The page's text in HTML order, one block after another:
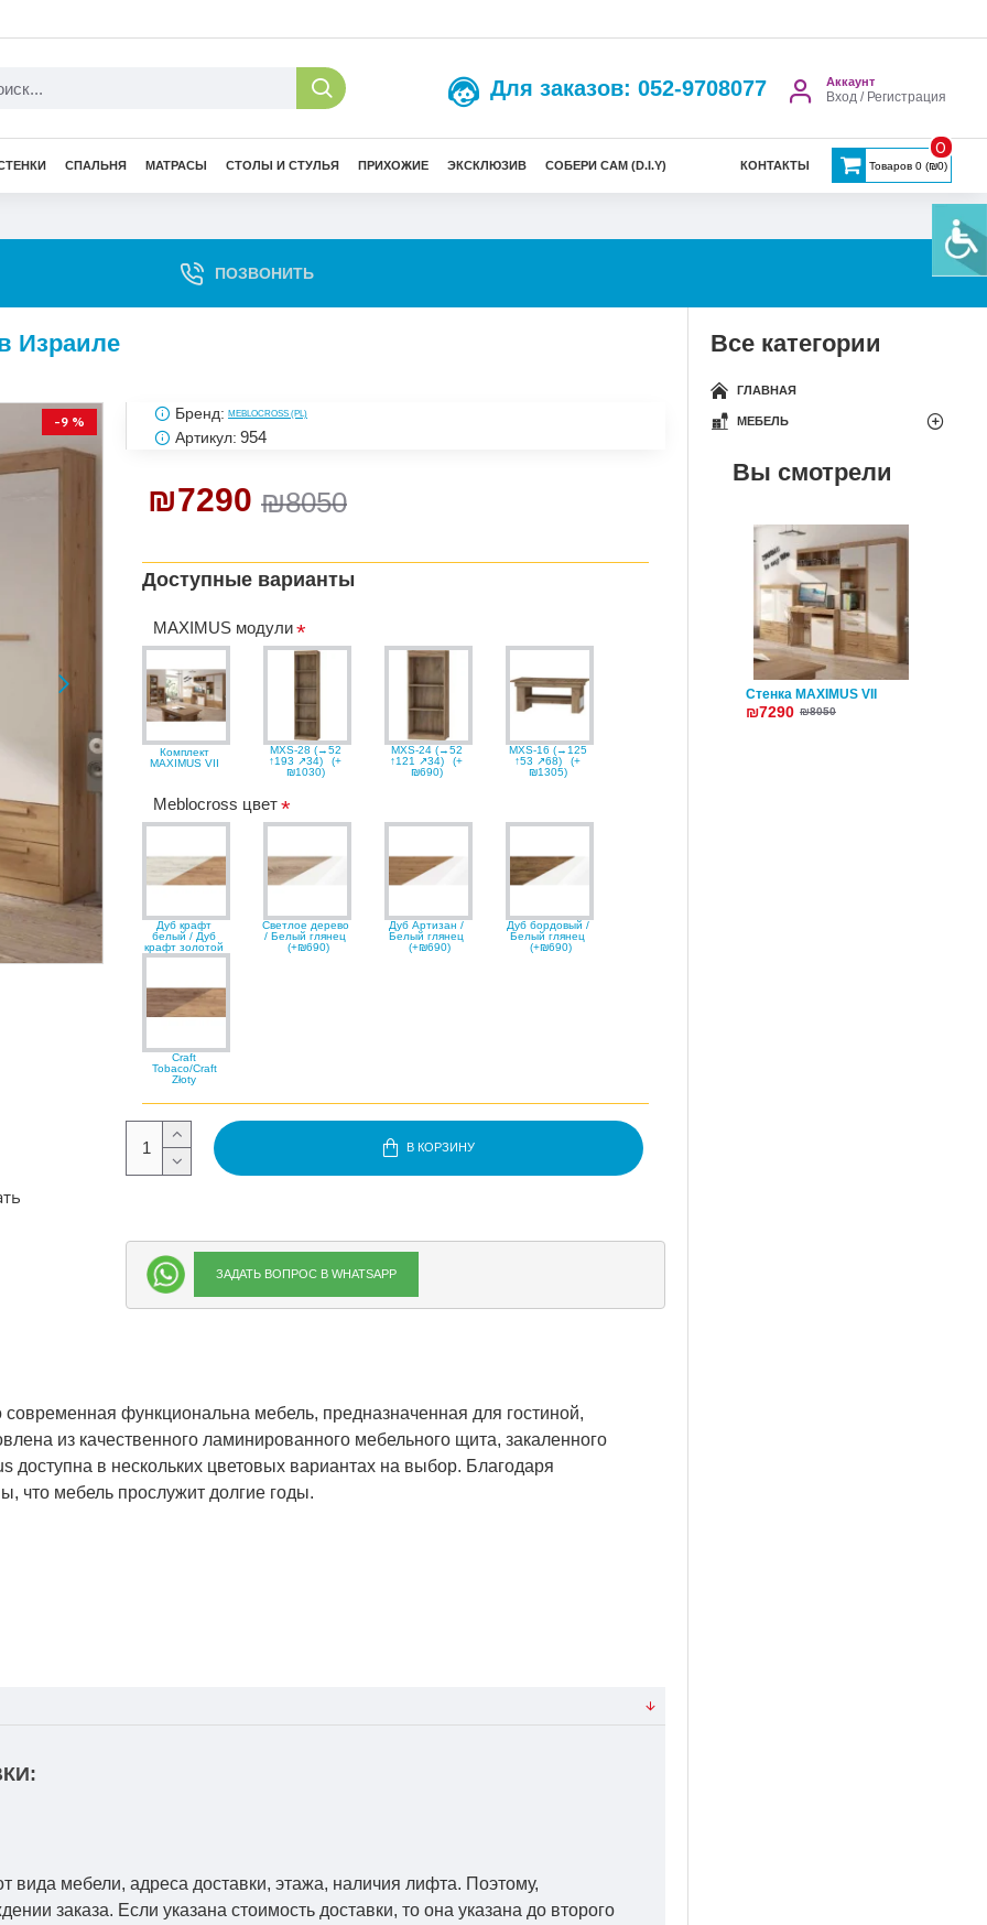
Для заказов: 052-9708077 Аккаунт
Вход / Регистрация
СПАЛЬНЯ МАТРАСЫ СТОЛЫ И СТУЛЬЯ ПРИХОЖИЕ ЭКСКЛЮЗИВ СОБЕРИ САМ (D.I.Y) КОНТАКТЫ Товаров 0 (₪0)
0
ПОЗВОНИТЬ
Израиле
-9 %
₪8050
₪7290
Бренд: MEBLOCROSS (PL)
Артикул: 954
Доступные варианты
MAXIMUS модули
Комплект
MAXIMUS VII
MXS-28 (→52
↑193 ↗34)
(+
₪1030)
MXS-24 (→52
↑121 ↗34)
(+
₪690)
MXS-16 (→125
↑53 ↗68)
(+
₪1305)
Meblocross цвет
Дуб крафт
белый / Дуб
крафт золотой
Светлое дерево
/ Белый глянец
(+₪690)
Дуб Артизан /
Белый глянец
(+₪690)
Дуб бордовый /
Белый глянец
(+₪690)
Craft
Tobaco/Craft
Złoty
В КОРЗИНУ
ЗАДАТЬ ВОПРОС В WHATSAPP
функциональна мебель, предназначенная для гостиной,
​​из качественного ламинированного мебельного щита, закаленного
доступна в нескольких цветовых вариантах на выбор. Благодаря
что мебель прослужит долгие годы.
вида мебели, адреса доставки, этажа, наличия лифта. Поэтому,
заказа. Если указана стоимость доставки, то она указана до второго
Все категории
ГЛАВНАЯ
МЕБЕЛЬ
Вы смотрели
Стенка MAXIMUS VII
₪7290 ₪8050